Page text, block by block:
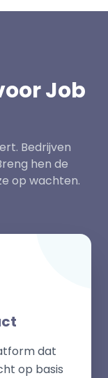
Job
Bedrijven
hen de
op wachten.
dat
op basis